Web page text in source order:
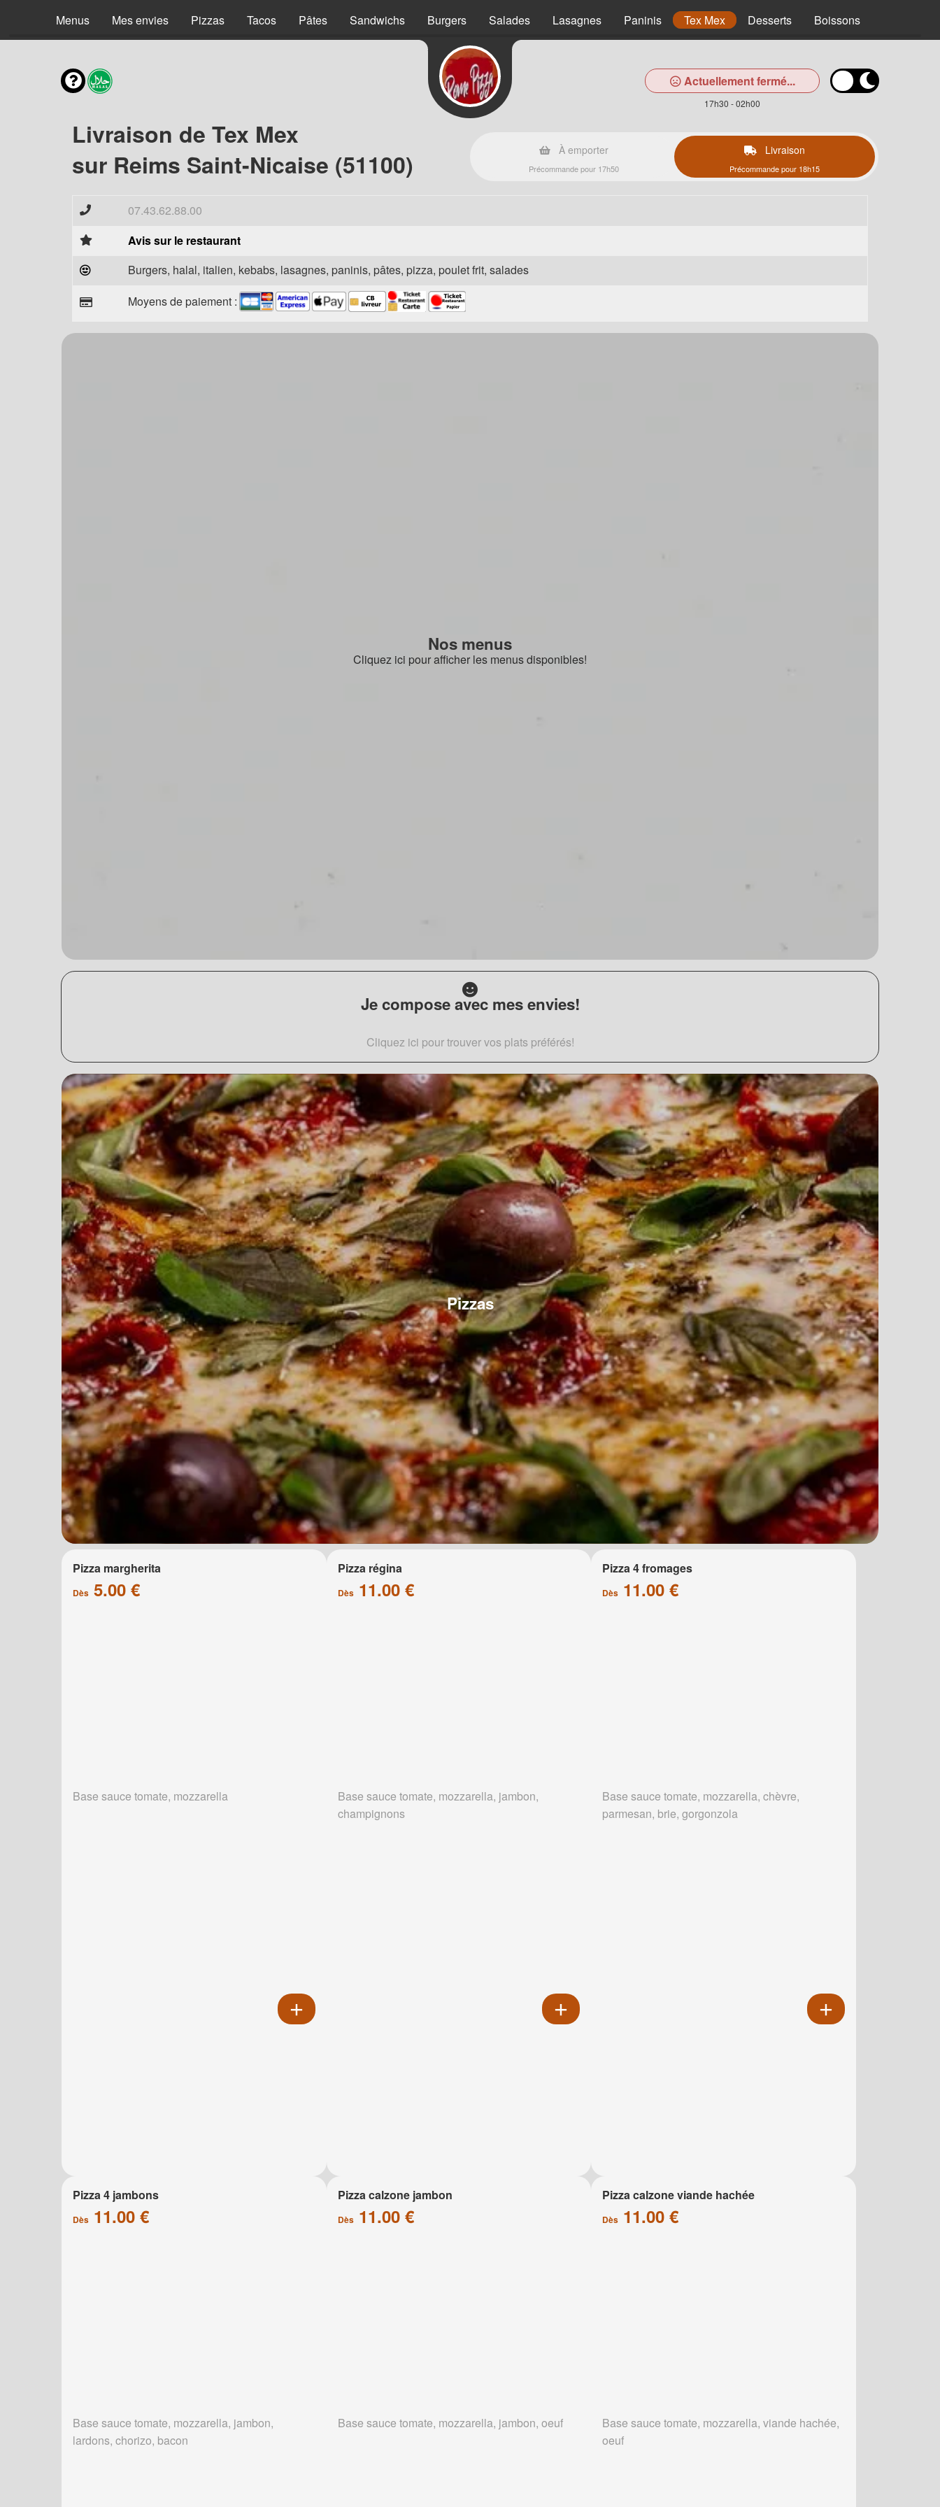
Menus Mes envies Pizzas Tacos Pâtes Sandwichs Burgers Salades Lasagnes Paninis Tex Mex Desserts Boissons
Actuellement fermé...
17h30 - 02h00
Livraison de Tex Mex
sur Reims Saint-Nicaise (51100)
À emporter
Précommande pour 17h50
Livraison
Précommande pour 18h15
07.43.62.88.00
Avis sur le restaurant
Burgers, halal, italien, kebabs, lasagnes, paninis, pâtes, pizza, poulet frit, salades
Moyens de paiement :
Nos menus
Cliquez ici pour afficher les menus disponibles!
Je compose avec mes envies!
Cliquez ici pour trouver vos plats préférés!
Pizzas
Pizza margherita
Dès 5.00 €
Base sauce tomate, mozzarella
Pizza régina
Dès11.00 €
Base sauce tomate, mozzarella, jambon,
champignons
Pizza 4 fromages
Dès 11.00 €
Base sauce tomate, mozzarella, chèvre,
parmesan, brie, gorgonzola
Pizza 4 jambons
Dès 11.00 €
Base sauce tomate, mozzarella, jambon,
lardons, chorizo, bacon
Pizza calzone jambon
Dès11.00 €
Base sauce tomate, mozzarella, jambon, oeuf
Pizza calzone viande hachée
Dès 11.00 €
Base sauce tomate, mozzarella, viande hachée,
oeuf